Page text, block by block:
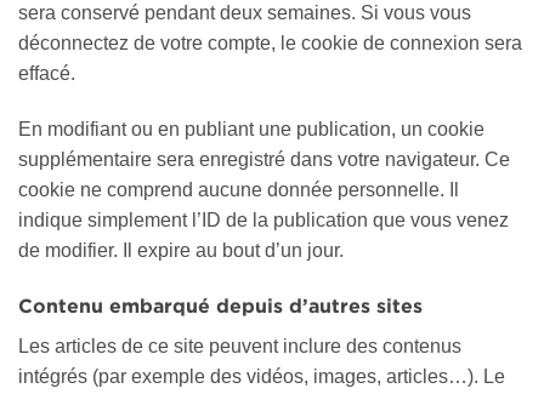
sera conservé pendant deux semaines. Si vous vous
déconnectez de votre compte, le cookie de connexion sera
effacé.
En modifiant ou en publiant une publication, un cookie
supplémentaire sera enregistré dans votre navigateur. Ce
cookie ne comprend aucune donnée personnelle. Il
indique simplement l’ID de la publication que vous venez
de modifier. Il expire au bout d’un jour.
Contenu embarqué depuis d’autres sites
Les articles de ce site peuvent inclure des contenus
intégrés (par exemple des vidéos, images, articles…). Le